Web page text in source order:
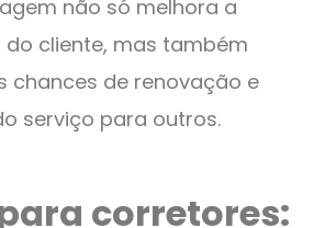
não só melhora a
do cliente, mas também
chances de renovação e
serviço para outros.
corretores: